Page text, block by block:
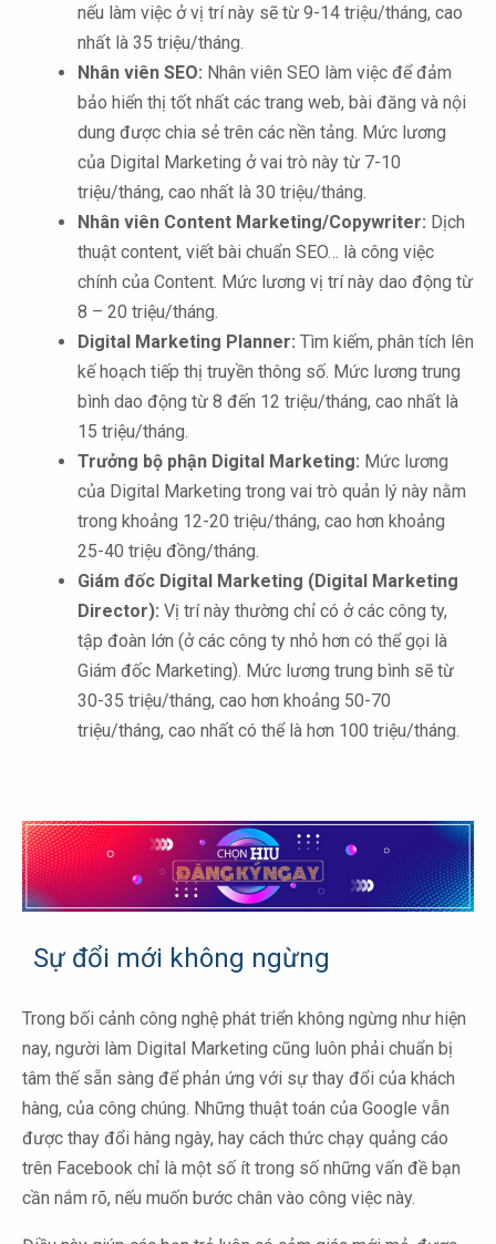
nếu làm việc ở vị trí này sẽ từ 9-14 triệu/tháng, cao
nhất là 35 triệu/tháng.
Nhân viên SEO: Nhân viên SEO làm việc để đảm
bảo hiển thị tốt nhất các trang web, bài đăng và nội
dung được chia sẻ trên các nền tảng. Mức lương
của Digital Marketing ở vai trò này từ 7-10
triệu/tháng, cao nhất là 30 triệu/tháng.
Nhân viên Content Marketing/Copywriter: Dịch
thuật content, viết bài chuẩn SEO… là công việc
chính của Content. Mức lương vị trí này dao động từ
8 – 20 triệu/tháng.
Digital Marketing Planner: Tìm kiếm, phân tích lên
kế hoạch tiếp thị truyền thông số. Mức lương trung
bình dao động từ 8 đến 12 triệu/tháng, cao nhất là
15 triệu/tháng.
Trưởng bộ phận Digital Marketing: Mức lương
của Digital Marketing trong vai trò quản lý này nằm
trong khoảng 12-20 triệu/tháng, cao hơn khoảng
25-40 triệu đồng/tháng.
Giám đốc Digital Marketing (Digital Marketing
Director): Vị trí này thường chỉ có ở các công ty,
tập đoàn lớn (ở các công ty nhỏ hơn có thể gọi là
Giám đốc Marketing). Mức lương trung bình sẽ từ
30-35 triệu/tháng, cao hơn khoảng 50-70
triệu/tháng, cao nhất có thể là hơn 100 triệu/tháng.
Sự đổi mới không ngừng
Trong bối cảnh công nghệ phát triển không ngừng như hiện
nay, người làm Digital Marketing cũng luôn phải chuẩn bị
tâm thế sẵn sàng để phản ứng với sự thay đổi của khách
hàng, của công chúng. Những thuật toán của Google vẫn
được thay đổi hàng ngày, hay cách thức chạy quảng cáo
trên Facebook chỉ là một số ít trong số những vấn đề bạn
cần nắm rõ, nếu muốn bước chân vào công việc này.